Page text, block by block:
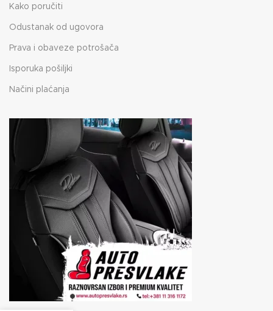
Kako poručiti
Odustanak od ugovora
Prava i obaveze potrošača
Isporuka pošiljki
Načini plaćanja